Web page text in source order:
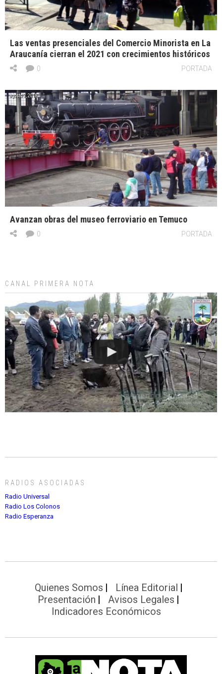
Las ventas presenciales del Comercio Minorista en La
Araucanía cierran el 2021 con crecimientos históricos
PORTADA
0
agosto 9, 2018
Avanzan obras del museo ferroviario en Temuco
PORTADA
0
CANAL PRIMERA NOTA
RADIOS ASOCIADAS
Radio Universal
Radio Los Colonos
Radio Esperanza
Quienes Somos
Línea Editorial
Presentación
Avisos Legales
Indicadores Económicos